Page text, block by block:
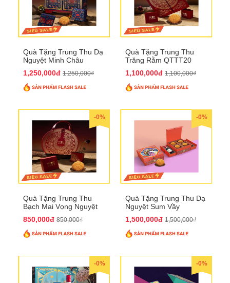
Quà Tặng Trung Thu Dạ
Nguyệt Minh Châu
1,250,000đ 1,250,000₫
Quà Tặng Trung Thu
Trăng Rằm QTTT20
1,100,000đ 1,100,000₫
-0%
Quà Tặng Trung Thu
Bạch Mai Vọng Nguyệt
850,000đ 850,000₫
-0%
Quà Tặng Trung Thu Dạ
Nguyệt Sum Vầy
1,500,000đ 1,500,000₫
-0% -0%